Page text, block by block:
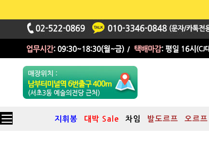
지휘봉 대박 Sale 차임 발도르프 오르프